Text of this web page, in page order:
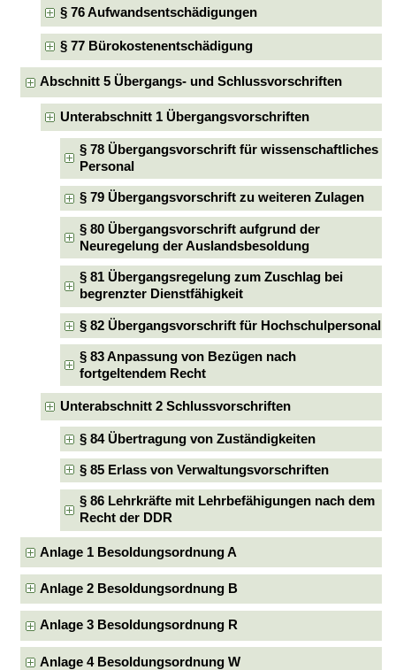
§ 76 Aufwandsentschädigungen
§ 77 Bürokostenentschädigung
Abschnitt 5 Übergangs- und Schlussvorschriften
Unterabschnitt 1 Übergangsvorschriften
§ 78 Übergangsvorschrift für wissenschaftliches
Personal
§ 79 Übergangsvorschrift zu weiteren Zulagen
§ 80 Übergangsvorschrift aufgrund der
Neuregelung der Auslandsbesoldung
§ 81 Übergangsregelung zum Zuschlag bei
begrenzter Dienstfähigkeit
§ 82 Übergangsvorschrift für Hochschulpersonal
§ 83 Anpassung von Bezügen nach
fortgeltendem Recht
Unterabschnitt 2 Schlussvorschriften
§ 84 Übertragung von Zuständigkeiten
§ 85 Erlass von Verwaltungsvorschriften
§ 86 Lehrkräfte mit Lehrbefähigungen nach dem
Recht der DDR
Anlage 1 Besoldungsordnung A
Anlage 2 Besoldungsordnung B
Anlage 3 Besoldungsordnung R
Anlage 4 Besoldungsordnung W